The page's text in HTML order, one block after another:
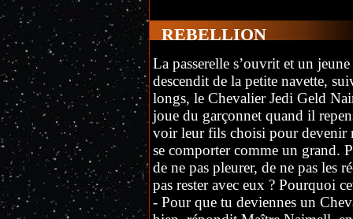
REBELLION
La passerelle s’ouvrit et un
descendit de la petite navette,
longs, le Chevalier Jedi Geld
joue du garçonnet quand il
voir leur fils choisi pour devenir
se comporter comme un grand.
de ne pas pleurer, de ne pas les
pas rester avec eux ? Pourquoi
- Pour que tu deviennes un